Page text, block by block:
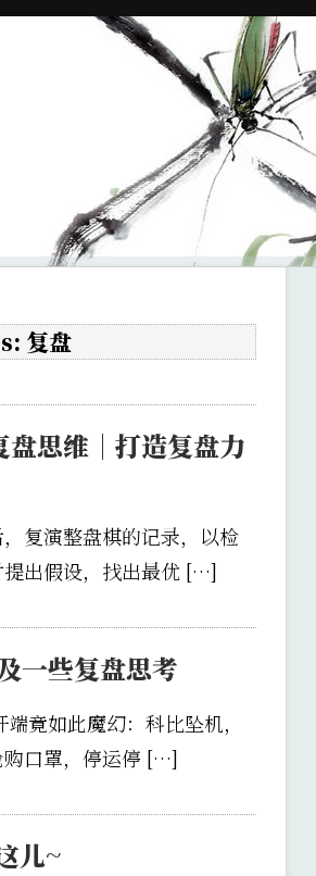
复盘
思维｜打造复盘力
复演整盘棋的记录，以检
提出假设，找出最优 […]
一些复盘思考
竟如此魔幻：科比坠机，
购口罩，停运停 […]
儿~